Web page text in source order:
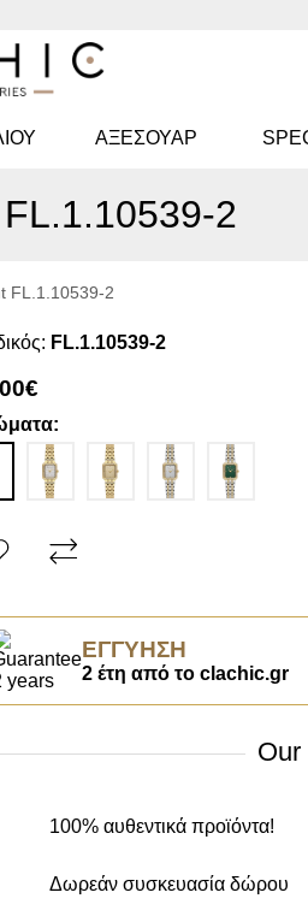
ΑΞΕΣΟΥΑΡ
2
FL.1.10539-2
FL.1.10539-2
ΕΓΓΎΗΣΗ
2 έτη από το clachic.gr
Our
100% αυθεντικά προϊόντα!
Δωρεάν συσκευασία δώρου